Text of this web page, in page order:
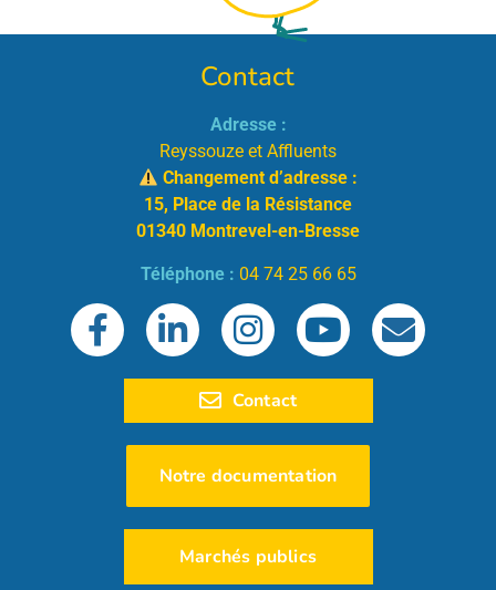
Contact
Adresse :
Reyssouze et Affluents
Changement d’adresse :
15, Place de la Résistance
01340 Montrevel-en-Bresse
Téléphone : 04 74 25 66 65
Contact
Notre documentation
Marchés publics